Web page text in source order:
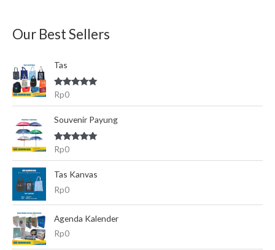
Our Best Sellers
Tas
Dinilai
dari 5
Rp0
Souvenir Payung
Dinilai
dari 5
Rp0
Tas Kanvas
Rp0
Agenda Kalender
Rp0